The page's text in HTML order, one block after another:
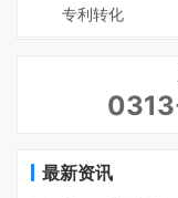
专利转化
最新资讯